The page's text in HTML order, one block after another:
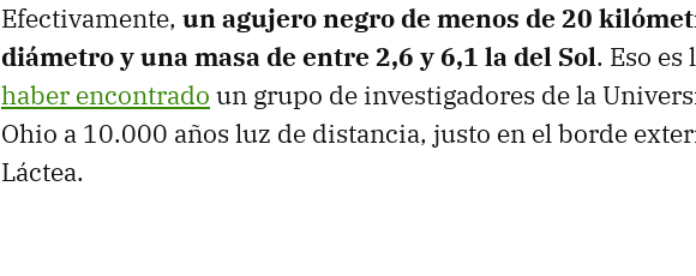
Efectivamente, un agujero negro de menos de 20
diámetro y una masa de entre 2,6 y 6,1 la del Sol. Eso es
haber encontrado un grupo de investigadores de la
Ohio a 10.000 años luz de distancia, justo en el borde
Láctea.